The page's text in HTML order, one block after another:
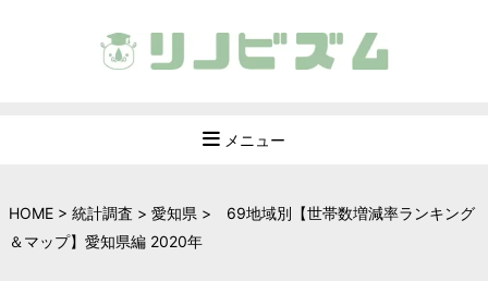
メニュー
HOME > 統計調査 > 愛知県 >
69地域別【世帯数増減率ランキング
＆マップ】愛知県編 2020年